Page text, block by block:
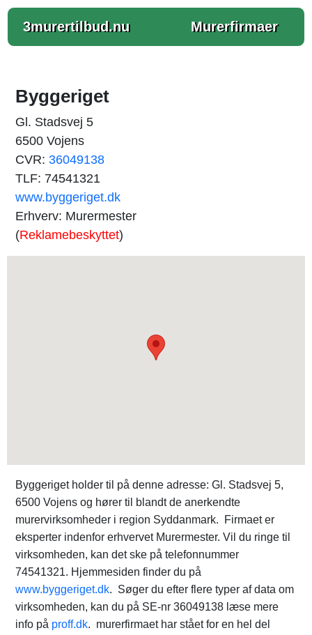
3murertilbud.nu Murerfirmaer
Byggeriget
Gl. Stadsvej 5
6500 Vojens
CVR: 36049138
TLF: 74541321
www.byggeriget.dk
Erhverv: Murermester
(Reklamebeskyttet)
Byggeriget holder til på denne adresse: Gl. Stadsvej 5,
6500 Vojens og hører til blandt de anerkendte
murervirksomheder i region Syddanmark. Firmaet er
eksperter indenfor erhvervet Murermester. Vil du ringe til
virksomheden, kan det ske på telefonnummer
74541321. Hjemmesiden finder du på
www.byggeriget.dk. Søger du efter flere typer af data om
virksomheden, kan du på SE-nr 36049138 læse mere
info på proff.dk. murerfirmaet har stået for en hel del